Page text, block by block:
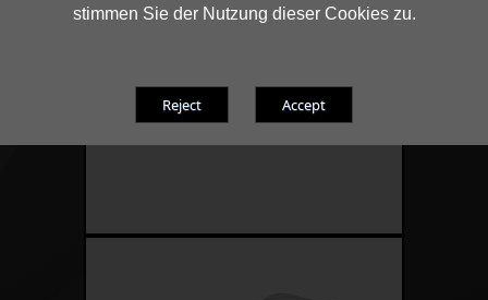
stimmen Sie der Nutzung dieser Cookies zu.